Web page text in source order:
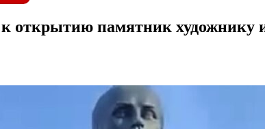
к открытию памятник художнику